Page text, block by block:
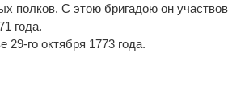
полков. С этою бригадою он
года.
29-го октября 1773 года.